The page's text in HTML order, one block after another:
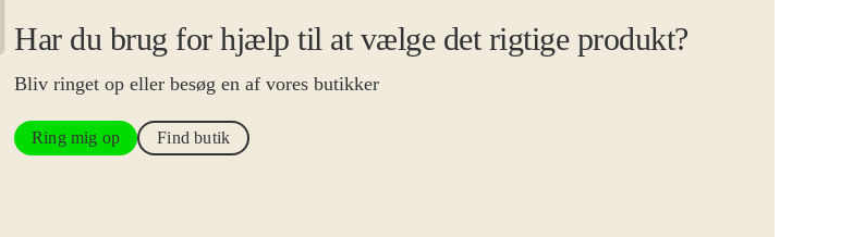
Har du brug for hjælp til at vælge det rigtige produkt?
Bliv ringet op eller besøg en af vores butikker
Ring mig op Find butik